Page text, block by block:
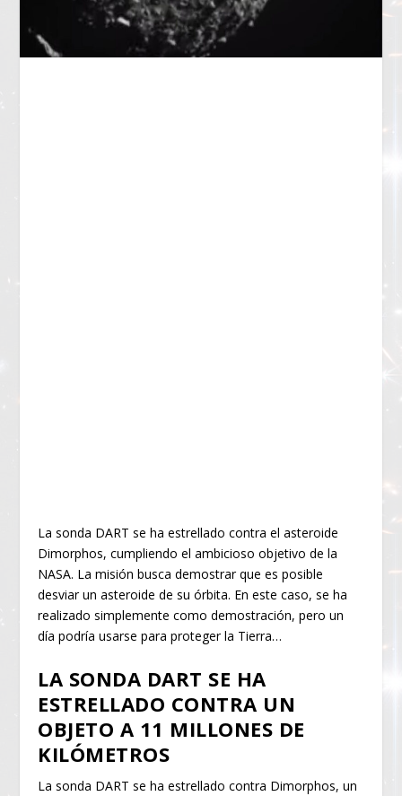
La sonda DART se ha estrellado contra el asteroide
Dimorphos, cumpliendo el ambicioso objetivo de la
NASA. La misión busca demostrar que es posible
desviar un asteroide de su órbita. En este caso, se ha
realizado simplemente como demostración, pero un
día podría usarse para proteger la Tierra…
LA SONDA DART SE HA
ESTRELLADO CONTRA UN
OBJETO A 11 MILLONES DE
KILÓMETROS
La sonda DART se ha estrellado contra Dimorphos, un